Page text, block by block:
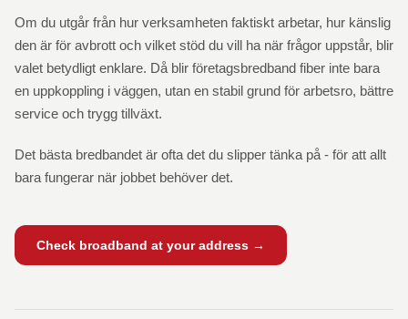
Om du utgår från hur verksamheten faktiskt arbetar, hur känslig
den är för avbrott och vilket stöd du vill ha när frågor uppstår, blir
valet betydligt enklare. Då blir företagsbredband fiber inte bara
en uppkoppling i väggen, utan en stabil grund för arbetsro, bättre
service och trygg tillväxt.
Det bästa bredbandet är ofta det du slipper tänka på - för att allt
bara fungerar när jobbet behöver det.
Check broadband at your address →